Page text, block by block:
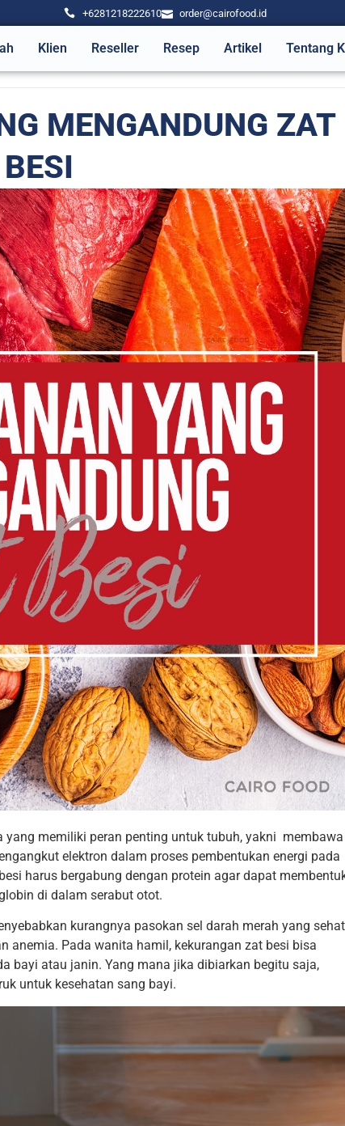
+6281218222610 order@cairofood.id
Klien Reseller Resep Artikel Tentang
MENGANDUNG ZAT
BESI
memiliki peran penting untuk tubuh, yakni membawa
elektron dalam proses pembentukan energi pada
harus bergabung dengan protein agar dapat
di dalam serabut otot.
kurangnya pasokan sel darah merah yang
anemia. Pada wanita hamil, kekurangan zat besi bisa
bayi atau janin. Yang mana jika dibiarkan begitu saja,
untuk kesehatan sang bayi.